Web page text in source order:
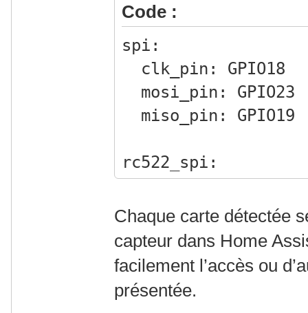
Code :
spi:
clk_pin: GPIO18
mosi_pin: GPIO23
miso_pin: GPIO19
rc522_spi:
cs_pin: GPIO4
reset_pin: GPIO5
spi_id: rfid_spi
binary_sensor:
- platform: rc522
Chaque carte détectée
capteur dans Home
facilement l’accès ou
présentée.